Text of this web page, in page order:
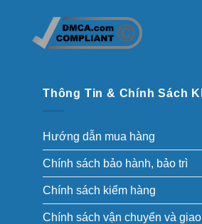
Thông Tin & Chính Sách
Hướng dẫn mua hàng
Chính sách bảo hành, bảo trì
Chính sách kiểm hàng
Chính sách vận chuyển và